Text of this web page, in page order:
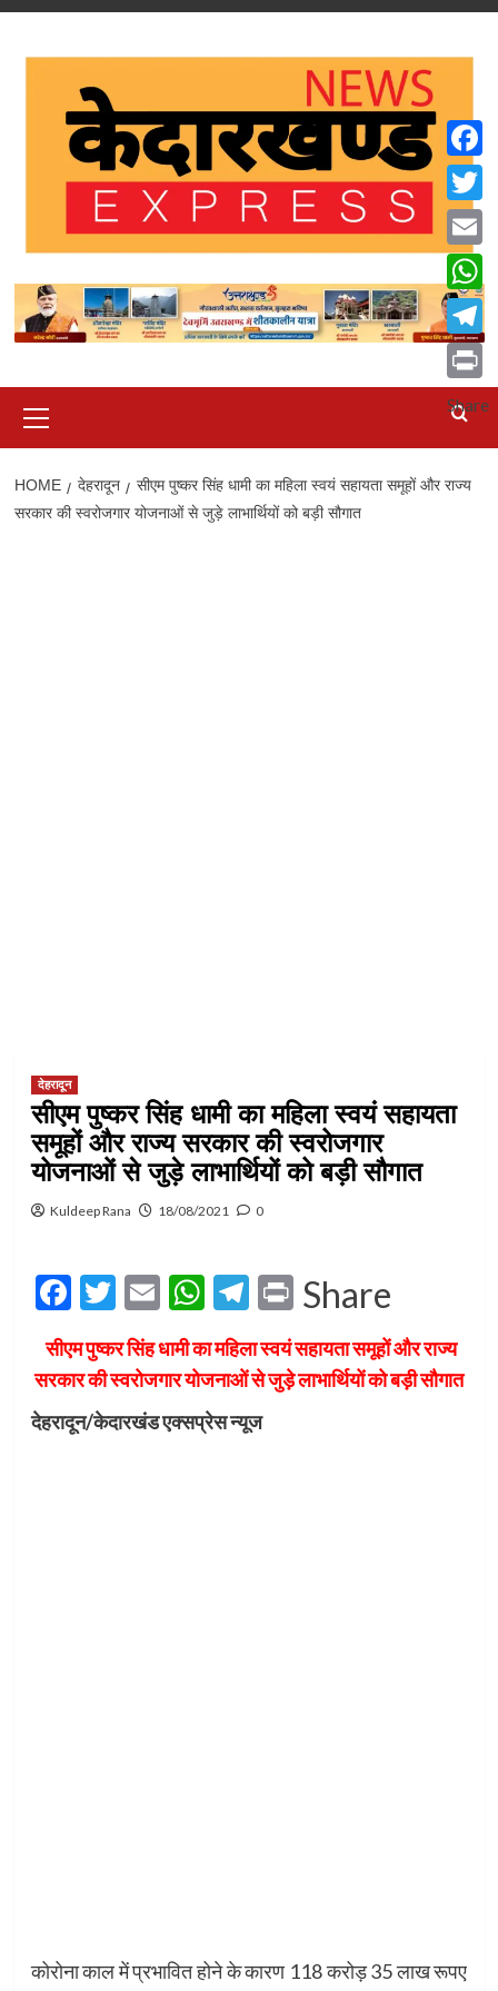
Skip
Menu
HOME देहरादून
सीएम पुष्कर सिंह धामी का महिला स्वयं सहायता समूहों और राज्य
सरकार की स्वरोजगार योजनाओं से जुड़े लाभार्थियों को बड़ी सौगात
देहरादून
सीएम पुष्कर सिंह धामी का महिला स्वयं सहायता
समूहों और राज्य सरकार की स्वरोजगार
योजनाओं से जुड़े लाभार्थियों को बड़ी सौगात
Kuldeep Rana 18/08/2021 0
Facebook
Twitter
EmailWhatsApp
Telegram
Print
Share
सीएम पुष्कर सिंह धामी का महिला स्वयं सहायता समूहों और राज्य
सरकार की स्वरोजगार योजनाओं से जुड़े लाभार्थियों को बड़ी सौगात
देहरादून/केदारखंड एक्सप्रेस न्यूज
कोरोना काल में प्रभावित होने के कारण 118 करोड़ 35 लाख रूपए
Email
Print
Share